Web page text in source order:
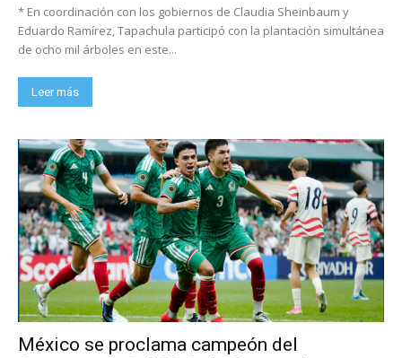
* En coordinación con los gobiernos de Claudia Sheinbaum y
Eduardo Ramírez, Tapachula participó con la plantación simultánea
de ocho mil árboles en este...
Leer más
México se proclama campeón del